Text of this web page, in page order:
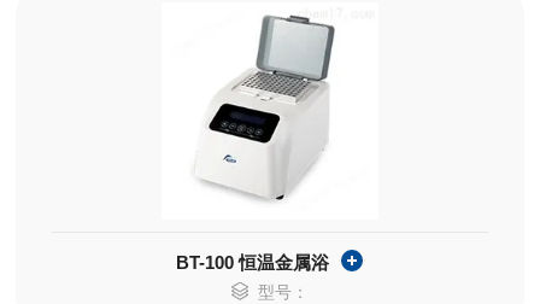
BT-100 恒温金属浴
型号：